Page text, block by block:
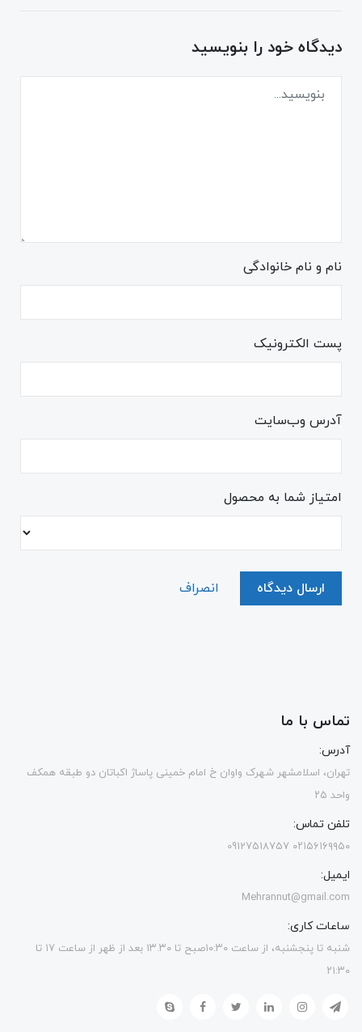
دیدگاه خود را بنویسید
نام و نام خانوادگی
پست الکترونیک
آدرس وب‌سایت
امتیاز شما به محصول
ارسال دیدگاه انصراف
تماس با ما
آدرس:
تهران، اسلامشهر شهرک واوان خ امام خمینی پاساژ اکباتان دو طبقه همکف
واحد ۲۵
تلفن تماس:
۰۲۱۵۶۱۶۹۹۵۰ 09127518757
ایمیل:
Mehrannut@gmail.com
ساعات کاری:
شنبه تا پنجشنبه، از ساعت ۱۰:۳۰صبح تا ۱۳.۳۰ بعد از ظهر از ساعت ۱۷ تا
۲۱:۳۰